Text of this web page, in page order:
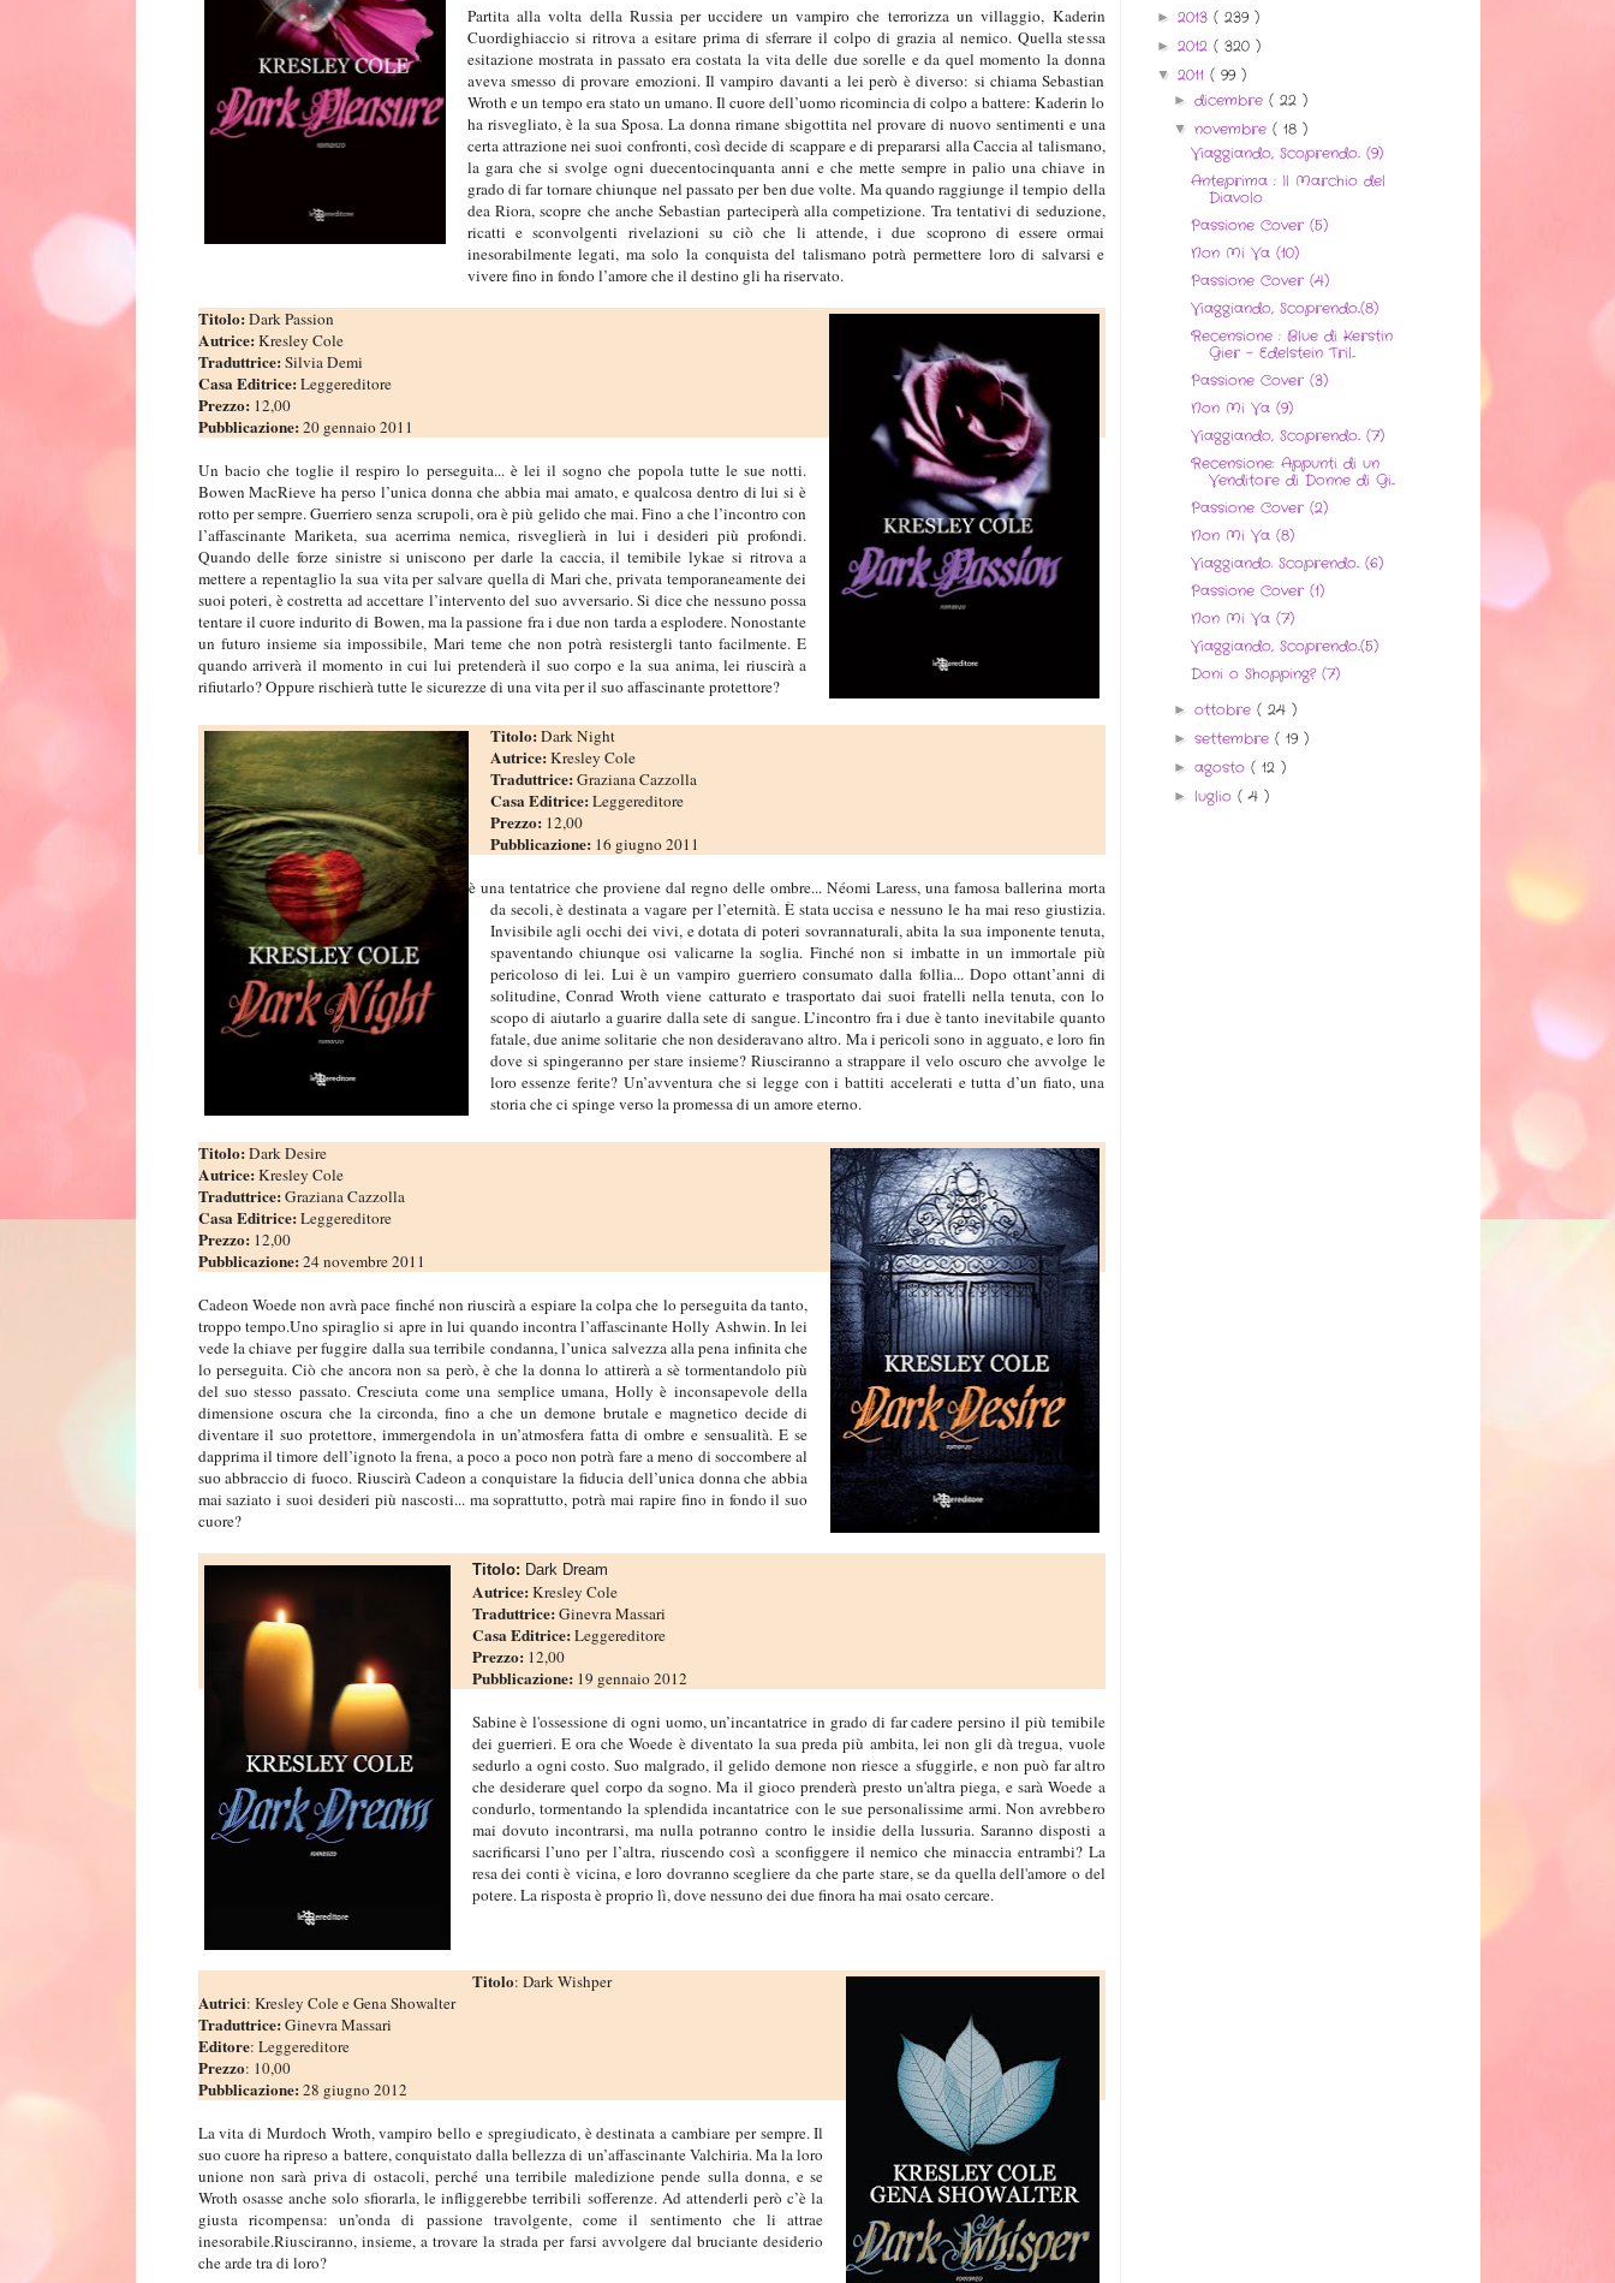
Partita alla volta della Russia per uccidere un vampiro che terrorizza un villaggio, Kaderin
Cuordighiaccio si ritrova a esitare prima di sferrare il colpo di grazia al nemico. Quella stessa
esitazione mostrata in passato era costata la vita delle due sorelle e da quel momento la donna
aveva smesso di provare emozioni. Il vampiro davanti a lei però è diverso: si chiama Sebastian
Wroth e un tempo era stato un umano. Il cuore dell’uomo ricomincia di colpo a battere: Kaderin lo
ha risvegliato, è la sua Sposa. La donna rimane sbigottita nel provare di nuovo sentimenti e una
certa attrazione nei suoi confronti, così decide di scappare e di prepararsi alla Caccia al talismano,
la gara che si svolge ogni duecentocinquanta anni e che mette sempre in palio una chiave in
grado di far tornare chiunque nel passato per ben due volte. Ma quando raggiunge il tempio della
dea Riora, scopre che anche Sebastian parteciperà alla competizione. Tra tentativi di seduzione,
ricatti e sconvolgenti rivelazioni su ciò che li attende, i due scoprono di essere ormai
inesorabilmente legati, ma solo la conquista del talismano potrà permettere loro di salvarsi e
vivere fino in fondo l’amore che il destino gli ha riservato.
Titolo:Dark Passion
Autrice:Kresley Cole
Traduttrice:Silvia Demi
Casa Editrice:Leggereditore
Prezzo: 12,00
Pubblicazione:20 gennaio 2011
Un bacio che toglie il respiro lo perseguita... è lei il sogno che popola tutte le sue notti.
Bowen MacRieve ha perso l’unica donna che abbia mai amato, e qualcosa dentro di lui si è
rotto per sempre. Guerriero senza scrupoli, ora è più gelido che mai. Fino a che l’incontro con
l’affascinante Mariketa, sua acerrima nemica, risveglierà in lui i desideri più profondi.
Quando delle forze sinistre si uniscono per darle la caccia, il temibile lykae si ritrova a
mettere a repentaglio la sua vita per salvare quella di Mari che, privata temporaneamente dei
suoi poteri, è costretta ad accettare l’intervento del suo avversario. Si dice che nessuno possa
tentare il cuore indurito di Bowen, ma la passione fra i due non tarda a esplodere. Nonostante
un futuro insieme sia impossibile, Mari teme che non potrà resistergli tanto facilmente. E
quando arriverà il momento in cui lui pretenderà il suo corpo e la sua anima, lei riuscirà a
rifiutarlo? Oppure rischierà tutte le sicurezze di una vita per il suo affascinante protettore?
Titolo:Dark Night
Autrice:Kresley Cole
Traduttrice:Graziana Cazzolla
Casa Editrice:Leggereditore
Prezzo: 12,00
Pubblicazione: 16 giugno 2011
Lei è una tentatrice che proviene dal regno delle ombre... Néomi Laress, una famosa ballerina morta
da secoli, è destinata a vagare per l’eternità. È stata uccisa e nessuno le ha mai reso giustizia.
Invisibile agli occhi dei vivi, e dotata di poteri sovrannaturali, abita la sua imponente tenuta,
spaventando chiunque osi valicarne la soglia. Finché non si imbatte in un immortale più
pericoloso di lei. Lui è un vampiro guerriero consumato dalla follia... Dopo ottant’anni di
solitudine, Conrad Wroth viene catturato e trasportato dai suoi fratelli nella tenuta, con lo
scopo di aiutarlo a guarire dalla sete di sangue. L’incontro fra i due è tanto inevitabile quanto
fatale, due anime solitarie che non desideravano altro. Ma i pericoli sono in agguato, e loro fin
dove si spingeranno per stare insieme? Riusciranno a strappare il velo oscuro che avvolge le
loro essenze ferite? Un’avventura che si legge con i battiti accelerati e tutta d’un fiato, una
storia che ci spinge verso la promessa di un amore eterno.
Titolo:Dark Desire
Autrice:Kresley Cole
Traduttrice:Graziana Cazzolla
Casa Editrice:Leggereditore
Prezzo: 12,00
Pubblicazione:24 novembre 2011
Cadeon Woede non avrà pace finché non riuscirà a espiare la colpa che lo perseguita da tanto,
troppo tempo.Uno spiraglio si apre in lui quando incontra l’affascinante Holly Ashwin. In lei
vede la chiave per fuggire dalla sua terribile condanna, l’unica salvezza alla pena infinita che
lo perseguita. Ciò che ancora non sa però, è che la donna lo attirerà a sè tormentandolo più
del suo stesso passato. Cresciuta come una semplice umana, Holly è inconsapevole della
dimensione oscura che la circonda, fino a che un demone brutale e magnetico decide di
diventare il suo protettore, immergendola in un’atmosfera fatta di ombre e sensualità. E se
dapprima il timore dell’ignoto la frena, a poco a poco non potrà fare a meno di soccombere al
suo abbraccio di fuoco. Riuscirà Cadeon a conquistare la fiducia dell’unica donna che abbia
mai saziato i suoi desideri più nascosti... ma soprattutto, potrà mai rapire fino in fondo il suo
cuore?
Titolo: Dark Dream
Autrice:Kresley Cole
Traduttrice:Ginevra Massari
Casa Editrice:Leggereditore
Prezzo: 12,00
Pubblicazione: 19 gennaio 2012
Sabine è l'ossessione di ogni uomo, un’incantatrice in grado di far cadere persino il più temibile
dei guerrieri. E ora che Woede è diventato la sua preda più ambita, lei non gli dà tregua, vuole
sedurlo a ogni costo. Suo malgrado, il gelido demone non riesce a sfuggirle, e non può far altro
che desiderare quel corpo da sogno. Ma il gioco prenderà presto un'altra piega, e sarà Woede a
condurlo, tormentando la splendida incantatrice con le sue personalissime armi. Non avrebbero
mai dovuto incontrarsi, ma nulla potranno contro le insidie della lussuria. Saranno disposti a
sacrificarsi l’uno per l’altra, riuscendo così a sconfiggere il nemico che minaccia entrambi? La
resa dei conti è vicina, e loro dovranno scegliere da che parte stare, se da quella dell'amore o del
potere. La risposta è proprio lì, dove nessuno dei due finora ha mai osato cercare.
Titolo: Dark Wishper
Autrici: Kresley Cole e Gena Showalter
Traduttrice:Ginevra Massari
Editore: Leggereditore
Prezzo: 10,00
Pubblicazione: 28 giugno 2012
La vita di Murdoch Wroth, vampiro bello e spregiudicato, è destinata a cambiare per sempre. Il
suo cuore ha ripreso a battere, conquistato dalla bellezza di un’affascinante Valchiria. Ma la loro
unione non sarà priva di ostacoli, perché una terribile maledizione pende sulla donna, e se
Wroth osasse anche solo sfiorarla, le infliggerebbe terribili sofferenze. Ad attenderli però c’è la
giusta ricompensa: un’onda di passione travolgente, come il sentimento che li attrae
inesorabile.Riusciranno, insieme, a trovare la strada per farsi avvolgere dal bruciante desiderio
che arde tra di loro?
► 2013 ( 239 )
► 2012 ( 320 )
▼ 2011 ( 99 )
► dicembre ( 22 )
▼ novembre ( 18 )
Viaggiando, Scoprendo.. (9)
Anteprima : Il Marchio del
Diavolo
Passione Cover (5)
Non Mi Va (10)
Passione Cover (4)
Viaggiando, Scoprendo..(8)
Recensione : Blue di Kerstin
Gier - Edelstein Tril...
Passione Cover (3)
Non Mi Va (9)
Viaggiando, Scoprendo.. (7)
Recensione: Appunti di un
Venditore di Donne di Gi...
Passione Cover (2)
Non Mi Va (8)
Viaggiando. Scoprendo.. (6)
Passione Cover (1)
Non Mi Va (7)
Viaggiando, Scoprendo..(5)
Doni o Shopping? (7)
► ottobre ( 24 )
► settembre ( 19 )
► agosto ( 12 )
► luglio ( 4 )